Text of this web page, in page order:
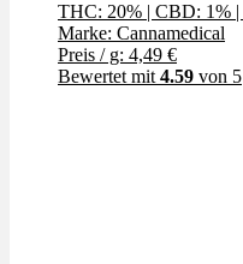
THC: 20% | CBD: 1% |
Marke: Cannamedical
Preis / g: 4,49 €
Bewertet mit 4.59 von 5